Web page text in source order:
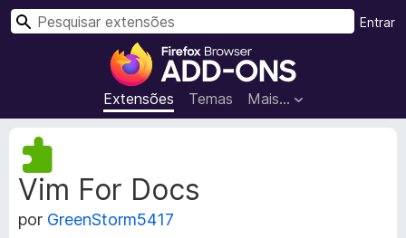
E
x
t
e
Extensões Temas Mais…
Entrar
P
Vim For Docs
por GreenStorm5417
M
e
t
a
d